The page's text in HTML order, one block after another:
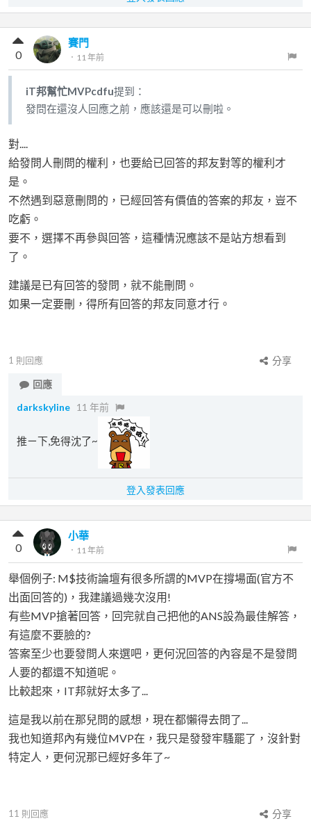
賽門
． 11 年前
0
iT邦幫忙MVPcdfu提到：
發問在還沒人回應之前，應該還是可以刪啦。
對....
給發問人刪問的權利，也要給已回答的邦友對等的權利才
是。
不然遇到惡意刪問的，已經回答有價值的答案的邦友，豈不
吃虧。
要不，選擇不再參與回答，這種情況應該不是站方想看到
了。
建議是已有回答的發問，就不能刪問。
如果一定要刪，得所有回答的邦友同意才行。
1 則回應
分享
回應
darkskyline 11 年前
推ㄧ下,免得沈了~
登入發表回應
小華
． 11 年前
0
舉個例子: M$技術論壇有很多所謂的MVP在撐場面(官方不
出面回答的)，我建議過幾次沒用!
有些MVP搶著回答，回完就自己把他的ANS設為最佳解答，
有這麼不要臉的?
答案至少也要發問人來選吧，更何況回答的內容是不是發問
人要的都還不知道呢。
比較起來，IT邦就好太多了...
這是我以前在那兒問的感想，現在都懶得去問了...
我也知道邦內有幾位MVP在，我只是發發牢騷罷了，沒針對
特定人，更何況那已經好多年了~
11 則回應
分享